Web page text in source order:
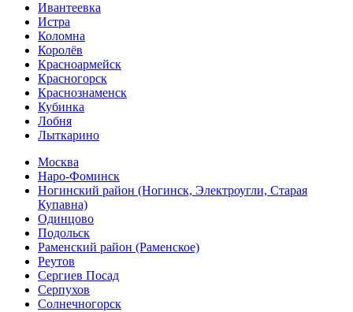
Ивантеевка
Истра
Коломна
Королёв
Красноармейск
Красногорск
Краснознаменск
Кубинка
Лобня
Лыткарино
Москва
Наро-Фоминск
Ногинский район (Ногинск, Электроугли, Старая
Купавна)
Одинцово
Подольск
Раменский район (Раменское)
Реутов
Сергиев Посад
Серпухов
Солнечногорск